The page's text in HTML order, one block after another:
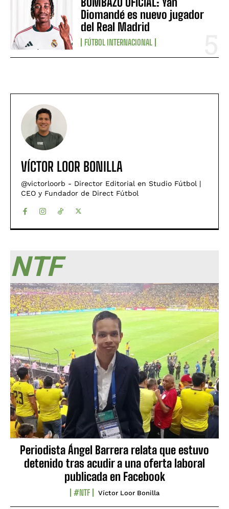
Diomandé es nuevo jugador
del Real Madrid
FÚTBOL INTERNACIONAL
VÍCTOR LOOR BONILLA
@victorloorb - Director Editorial en Studio Fútbol |
CEO y Fundador de Direct Fútbol
NTF
Periodista Ángel Barrera relata que estuvo
detenido tras acudir a una oferta laboral
publicada en Facebook
#NTF Víctor Loor Bonilla